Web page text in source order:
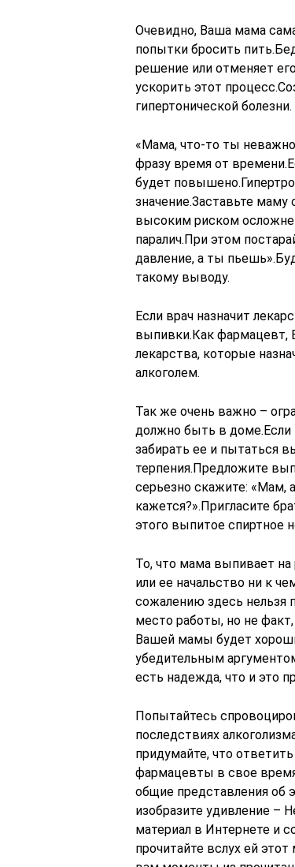
Очевидно, Ваша мама
попытки бросить
решение или отменяет
ускорить этот
гипертонической болезни.
«Мама, что-то ты
фразу время от
будет
значение.Заставьте маму
высоким риском
паралич.При этом
давление, а ты
такому выводу.
Если врач назначит
выпивки.Как фармацевт,
лекарства, которые
алкоголем.
Так же очень важно –
должно быть в доме.Если
забирать ее и пытаться
терпения.Предложите
серьезно скажите: «Мам,
кажется?».Пригласите
этого выпитое спиртное
То, что мама выпивает
или ее начальство ни к
сожалению здесь нельзя
место работы, но не
Вашей мамы будет
убедительным
есть надежда, что и это
Попытайтесь
последствиях
придумайте, что
фармацевты в свое
общие представления об
изобразите удивление
материал в Интернете и
прочитайте вслух ей